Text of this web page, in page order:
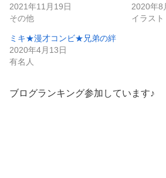
2021年11月19日
その他
2020年8
イラスト
ミキ★漫才コンビ★兄弟の絆
2020年4月13日
有名人
ブログランキング参加しています♪